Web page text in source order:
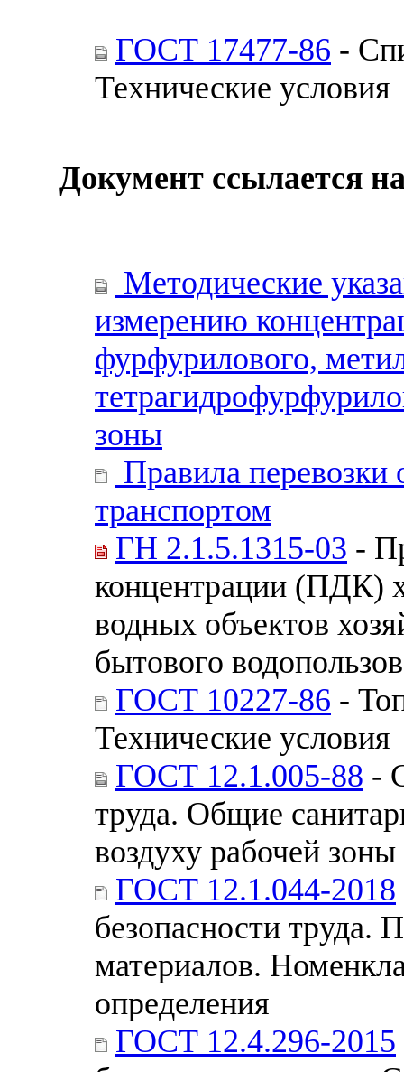
ГОСТ 17477-86 -
Технические условия
Документ ссылается
Методические
измерению
фурфурилового,
зоны
Правила
транспортом
ГН 2.1.5.1315-03 -
концентрации (ПДК)
водных объектов
бытового
ГОСТ 10227-86 -
Технические условия
ГОСТ 12.1.005-88 -
труда. Общие
воздуху рабочей зоны
ГОСТ 12.1.044-2018
безопасности труда.
материалов.
определения
ГОСТ 12.4.296-2015